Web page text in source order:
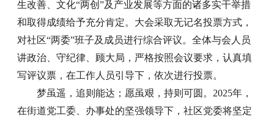
生改善、文化“两创”及产业发展等方面的诸多实干举措
和取得成绩给予充分肯定。大会采取无记名投票方式，
对社区“两委”班子及成员进行综合评议。全体与会人员
讲政治、守纪律、顾大局，严格按照会议要求，认真填
写评议票，在工作人员引导下，依次进行投票。
梦虽遥，追则能达；愿虽艰，持则可圆。2025年，
在街道党工委、办事处的坚强领导下，社区党委将坚定